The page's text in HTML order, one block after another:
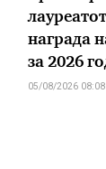
награда
за 2026
05/08/2026 08:08